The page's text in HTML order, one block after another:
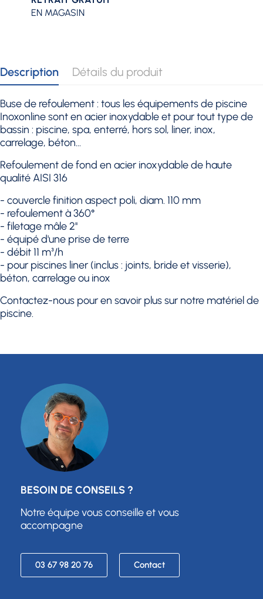
EN MAGASIN
Description Détails du produit
Buse de refoulement : tous les équipements de piscine
Inoxonline sont en acier inoxydable et pour tout type de
bassin : piscine, spa, enterré, hors sol, liner, inox,
carrelage, béton...
Refoulement de fond en acier inoxydable de haute
qualité AISI 316
- couvercle finition aspect poli, diam. 110 mm
- refoulement à 360°
- filetage mâle 2''
- équipé d'une prise de terre
- débit 11 m³/h
- pour piscines liner (inclus : joints, bride et visserie),
béton, carrelage ou inox
Contactez-nous pour en savoir plus sur notre matériel de
piscine.
BESOIN DE CONSEILS ?
Notre équipe vous conseille et vous
accompagne
03 67 98 20 76 Contact